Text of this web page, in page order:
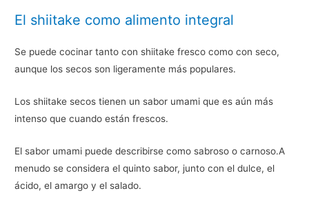
El shiitake como alimento integral
Se puede cocinar tanto con shiitake fresco como con seco,
aunque los secos son ligeramente más populares.
Los shiitake secos tienen un sabor umami que es aún más
intenso que cuando están frescos.
El sabor umami puede describirse como sabroso o carnoso.A
menudo se considera el quinto sabor, junto con el dulce, el
ácido, el amargo y el salado.